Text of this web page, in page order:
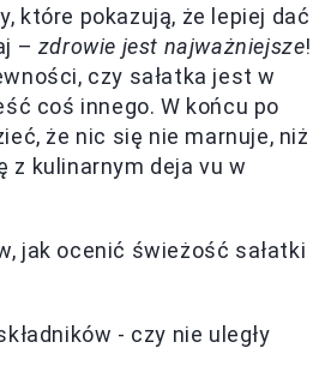
które pokazują, że lepiej dać
– zdrowie jest najważniejsze!
czy sałatka jest w
coś innego. W końcu po
że nic się nie marnuje, niż
z kulinarnym deja vu w
jak ocenić świeżość sałatki
- czy nie uległy